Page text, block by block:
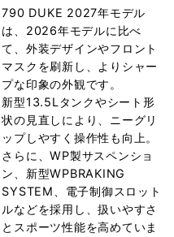
790 DUKE 2027年モデル
は、2026年モデルに比べ
て、外装デザインやフロント
マスクを刷新し、よりシャー
プな印象の外観です。
新型13.5Lタンクやシート形
状の見直しにより、ニーグリ
ップしやすく操作性も向上。
さらに、WP製サスペンショ
ン、新型WPBRAKING
SYSTEM、電子制御スロット
ルなどを採用し、扱いやすさ
とスポーツ性能を高めていま